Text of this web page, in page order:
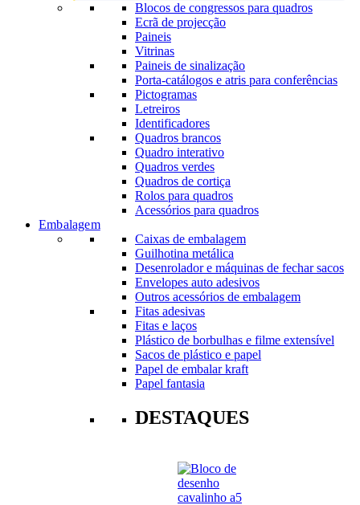
Blocos de congressos para quadros
Ecrã de projecção
Paineis
Vitrinas
Paineis de sinalização
Porta-catálogos e atris para conferências
Pictogramas
Letreiros
Identificadores
Quadros brancos
Quadro interativo
Quadros verdes
Quadros de cortiça
Rolos para quadros
Acessórios para quadros
Embalagem
Caixas de embalagem
Guilhotina metálica
Desenrolador e máquinas de fechar sacos
Envelopes auto adesivos
Outros acessórios de embalagem
Fitas adesivas
Fitas e laços
Plástico de borbulhas e filme extensível
Sacos de plástico e papel
Papel de embalar kraft
Papel fantasia
DESTAQUES